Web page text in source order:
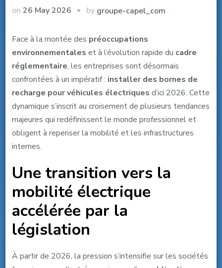
on 26 May 2026 by groupe-capel_com
Face à la montée des préoccupations
environnementales et à l’évolution rapide du cadre
réglementaire, les entreprises sont désormais
confrontées à un impératif : installer des bornes de
recharge pour véhicules électriques d’ici 2026. Cette
dynamique s’inscrit au croisement de plusieurs tendances
majeures qui redéfinissent le monde professionnel et
obligent à repenser la mobilité et les infrastructures
internes.
Une transition vers la
mobilité électrique
accélérée par la
législation
À partir de 2026, la pression s’intensifie sur les sociétés